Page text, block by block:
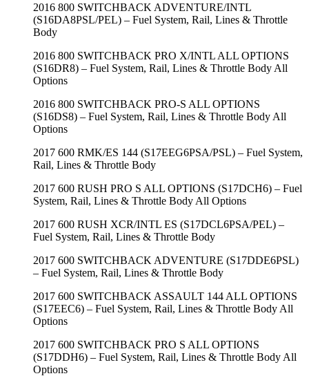
2016 800 SWITCHBACK ADVENTURE/INTL
(S16DA8PSL/PEL) – Fuel System, Rail, Lines & Throttle
Body
2016 800 SWITCHBACK PRO X/INTL ALL OPTIONS
(S16DR8) – Fuel System, Rail, Lines & Throttle Body All
Options
2016 800 SWITCHBACK PRO-S ALL OPTIONS
(S16DS8) – Fuel System, Rail, Lines & Throttle Body All
Options
2017 600 RMK/ES 144 (S17EEG6PSA/PSL) – Fuel System,
Rail, Lines & Throttle Body
2017 600 RUSH PRO S ALL OPTIONS (S17DCH6) – Fuel
System, Rail, Lines & Throttle Body All Options
2017 600 RUSH XCR/INTL ES (S17DCL6PSA/PEL) –
Fuel System, Rail, Lines & Throttle Body
2017 600 SWITCHBACK ADVENTURE (S17DDE6PSL)
– Fuel System, Rail, Lines & Throttle Body
2017 600 SWITCHBACK ASSAULT 144 ALL OPTIONS
(S17EEC6) – Fuel System, Rail, Lines & Throttle Body All
Options
2017 600 SWITCHBACK PRO S ALL OPTIONS
(S17DDH6) – Fuel System, Rail, Lines & Throttle Body All
Options